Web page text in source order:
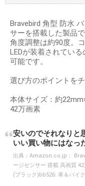
Bravebird 角型 防水
サーを搭載した製品
角度調整は約90度。
LEDが装着されてい
可能です。
選び方のポイントを
本体サイズ：約
42万画素
安いのでそれなりと
いい買い物にはなっ
出典： Amazon.co.jp：
ージセンサー 搭載 高画質
(ブラック)bb526: 車＆バイク